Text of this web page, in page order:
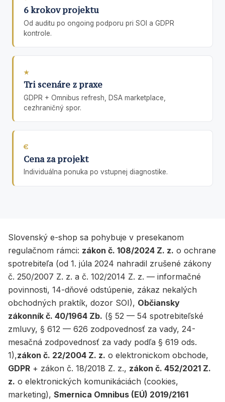
6 krokov projektu
Od auditu po ongoing podporu pri SOI a GDPR
kontrole.
★
Tri scenáre z praxe
GDPR + Omnibus refresh, DSA marketplace,
cezhraničný spor.
€
Cena za projekt
Individuálna ponuka po vstupnej diagnostike.
Slovenský e-shop sa pohybuje v presekanom
regulačnom rámci: zákon č. 108/2024 Z. z. o ochrane
spotrebiteľa (od 1. júla 2024 nahradil zrušené zákony
č. 250/2007 Z. z. a č. 102/2014 Z. z. — informačné
povinnosti, 14-dňové odstúpenie, zákaz nekalých
obchodných praktík, dozor SOI), Občiansky
zákonník č. 40/1964 Zb. (§ 52 — 54 spotrebiteľské
zmluvy, § 612 — 626 zodpovednosť za vady, 24-
mesačná zodpovednosť za vady podľa § 619 ods.
1),zákon č. 22/2004 Z. z. o elektronickom obchode,
GDPR + zákon č. 18/2018 Z. z., zákon č. 452/2021 Z.
z. o elektronických komunikáciách (cookies,
marketing), Smernica Omnibus (EÚ) 2019/2161